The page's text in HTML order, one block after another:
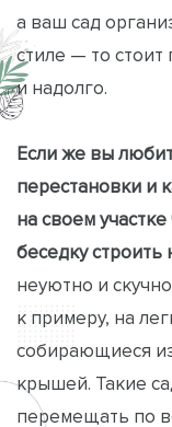
а ваш сад
стиле — то стоит
и надолго.
Если же вы
перестановки и
на своем
беседку строить
неуютно и
к примеру, на
собирающиеся
крышей. Такие
перемещать по